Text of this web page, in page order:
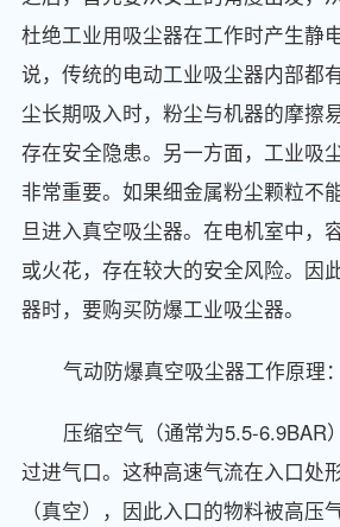
杜绝工业用吸尘器在工作时产生静
说，传统的电动工业吸尘器内部都
尘长期吸入时，粉尘与机器的摩擦
存在安全隐患。另一方面，工业吸
非常重要。如果细金属粉尘颗粒不
旦进入真空吸尘器。在电机室中，
或火花，存在较大的安全风险。因
器时，要购买防爆工业吸尘器。
气动防爆真空吸尘器工作原理：
压缩空气（通常为5.5-6.9BAR
过进气口。这种高速气流在入口处
（真空），因此入口的物料被高压